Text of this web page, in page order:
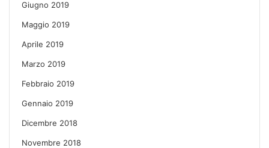
Giugno 2019
Maggio 2019
Aprile 2019
Marzo 2019
Febbraio 2019
Gennaio 2019
Dicembre 2018
Novembre 2018